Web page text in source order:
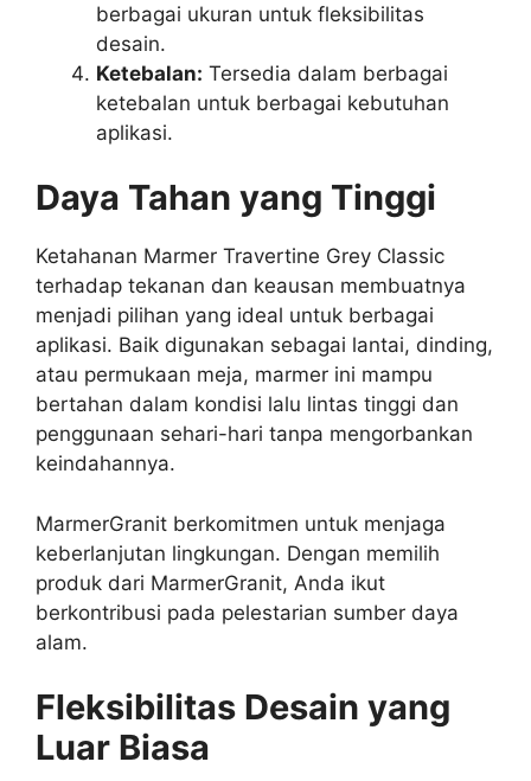
berbagai ukuran untuk fleksibilitas
desain.
Ketebalan: Tersedia dalam berbagai
ketebalan untuk berbagai kebutuhan
aplikasi.
Daya Tahan yang Tinggi
Ketahanan Marmer Travertine Grey Classic
terhadap tekanan dan keausan membuatnya
menjadi pilihan yang ideal untuk berbagai
aplikasi. Baik digunakan sebagai lantai, dinding,
atau permukaan meja, marmer ini mampu
bertahan dalam kondisi lalu lintas tinggi dan
penggunaan sehari-hari tanpa mengorbankan
keindahannya.
MarmerGranit berkomitmen untuk menjaga
keberlanjutan lingkungan. Dengan memilih
produk dari MarmerGranit, Anda ikut
berkontribusi pada pelestarian sumber daya
alam.
Fleksibilitas Desain yang
Luar Biasa